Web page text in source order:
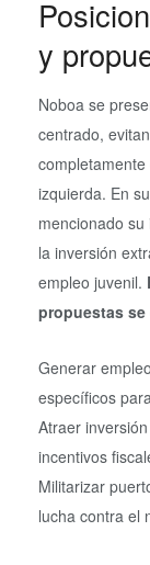
y
Noboa se
centrado,
izquierda. En
mencionado
la inversión
empleo juvenil.
propuestas
Generar
específicos
Atraer
incentivos
Militarizar
lucha contra el